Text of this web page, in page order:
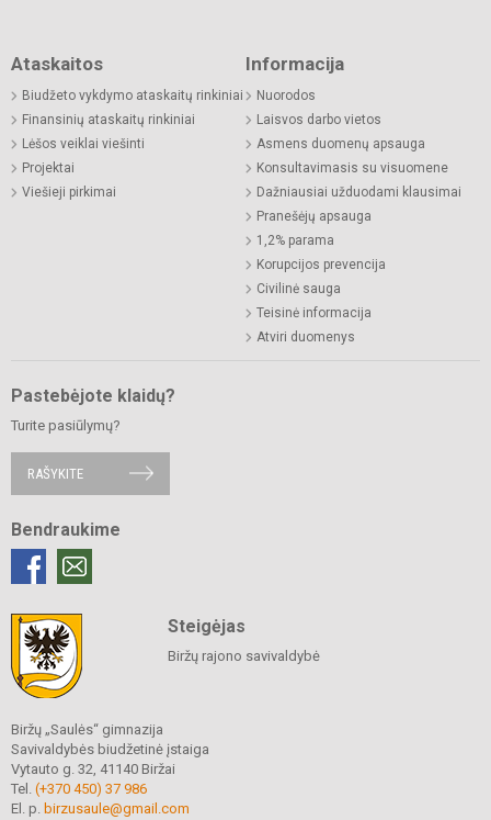
Ataskaitos
Biudžeto vykdymo ataskaitų rinkiniai
Finansinių ataskaitų rinkiniai
Lėšos veiklai viešinti
Projektai
Viešieji pirkimai
Informacija
Nuorodos
Laisvos darbo vietos
Asmens duomenų apsauga
Konsultavimasis su visuomene
Dažniausiai užduodami klausimai
Pranešėjų apsauga
1,2% parama
Korupcijos prevencija
Civilinė sauga
Teisinė informacija
Atviri duomenys
Pastebėjote klaidų?
Turite pasiūlymų?
RAŠYKITE
Bendraukime
Steigėjas
Biržų rajono savivaldybė
Biržų „Saulės“ gimnazija
Savivaldybės biudžetinė įstaiga
Vytauto g. 32, 41140 Biržai
Tel. (+370 450) 37 986
El. p. birzusaule@gmail.com